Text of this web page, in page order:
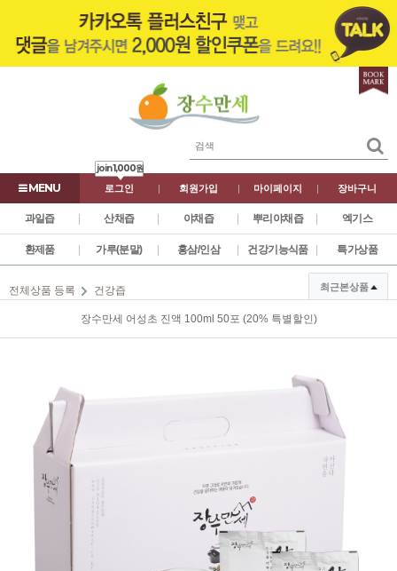
로그인 |
join1,000원
회원가입 | 마이페이지 | 장바구니
과일즙 | 산채즙 | 야채즙 | 뿌리야채즙 | 엑기스
환제품 | 가루(분말) | 홍삼/인삼 | 건강기능식품 | 특가상품
전체상품 등록 건강즙 최근본상품
장수만세 어성초 진액 100ml 50포 (20% 특별할인)